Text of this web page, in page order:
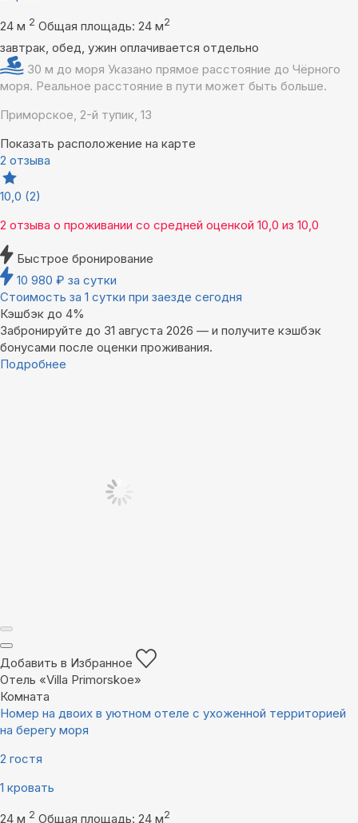
24 м 2 Общая площадь: 24 м2
завтрак, обед, ужин оплачивается отдельно
30 м до моря Указано прямое расстояние до Чёрного
моря. Реальное расстояние в пути может быть больше.
Приморское, 2-й тупик, 13
Показать расположение на карте
2 отзыва
10,0 (2)
2 отзыва о проживании со средней оценкой 10,0 из 10,0
Быстрое бронирование
10 980 ₽ за сутки
Стоимость за 1 сутки при заезде сегодня
Кэшбэк до 4%
Забронируйте до 31 августа 2026 — и получите кэшбэк
бонусами после оценки проживания.
Подробнее
Добавить в Избранное
Отель «Villa Primorskoe»
Комната
Номер на двоих в уютном отеле с ухоженной территорией
на берегу моря
2 гостя
1 кровать
24 м 2 Общая площадь: 24 м2